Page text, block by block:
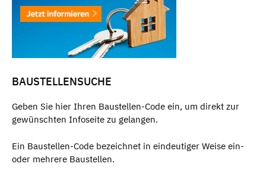
BAUSTELLENSUCHE
Geben Sie hier Ihren Baustellen-Code ein, um direkt zur
gewünschten Infoseite zu gelangen.
Ein Baustellen-Code bezeichnet in eindeutiger Weise ein-
oder mehrere Baustellen.